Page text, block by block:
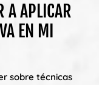
A APLICAR
EN MI
sobre técnicas